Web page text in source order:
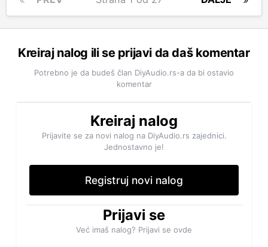
Kreiraj nalog ili se prijavi da daš komentar
Potrebno je da budeš član DiyAudio.rs-a da bi ostavio
komentar
Kreiraj nalog
Prijavite se za novi nalog na DiyAudio.rs zajednici.
Jednostavno je!
Registruj novi nalog
Prijavi se
Već imaš nalog? Prijavi se ovde